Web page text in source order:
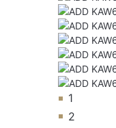
1
2